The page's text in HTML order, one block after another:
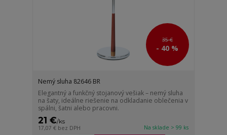
35 €
- 40 %
Nemý sluha 82646 BR
Elegantný a funkčný stojanový vešiak – nemý sluha
na šaty, ideálne riešenie na odkladanie oblečenia v
spálni, šatni alebo pracovni.
21 €/ks
17,07 € bez DPH Na sklade > 99 ks